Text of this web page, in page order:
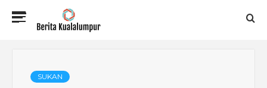
BERITA
KUALALUMPUR
SUKAN